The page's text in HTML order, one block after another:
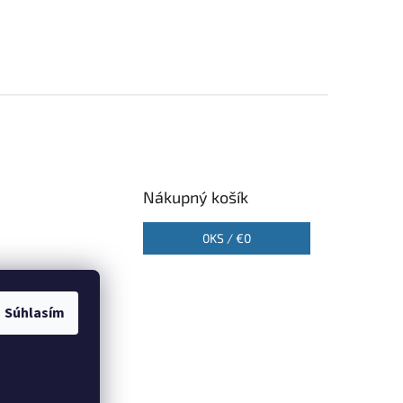
Súhlasím
Nákupný košík
0KS /€0